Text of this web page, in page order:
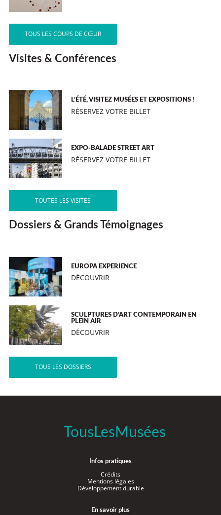
TOUS LES COUPS DE CŒUR
Visites & Conférences
L’ÉTÉ, VISITEZ MUSÉES ET EXPOSITIONS !
RÉSERVEZ VOTRE BILLET
EXPO-BALADE STREET ART
RÉSERVEZ VOTRE BILLET
TOUTES LES VISITES
Dossiers & Grands Témoignages
EUROPA EXPERIENCE
DÉCOUVRIR
SCULPTURES D’ART CONTEMPORAIN EN
PLEIN AIR
DÉCOUVRIR
TOUS LES DOSSIERS
TousLesMusées
Infos pratiques
Crédits
Mentions légales
Développement durable
En savoir plus